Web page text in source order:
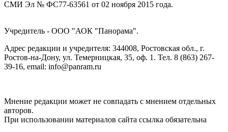
СМИ Эл № ФС77-63561 от 02 ноября 2015 года.
Учредитель - ООО "АОК "Панорама".
Адрес редакции и учредителя: 344008, Ростовская обл., г.
Ростов-на-Дону, ул. Темерницкая, 35, оф. 1. Тел. 8 (863) 267-
39-16, email: info@panram.ru
Мнение редакции может не совпадать с мнением отдельных
авторов.
При использовании материалов сайта ссылка обязательна